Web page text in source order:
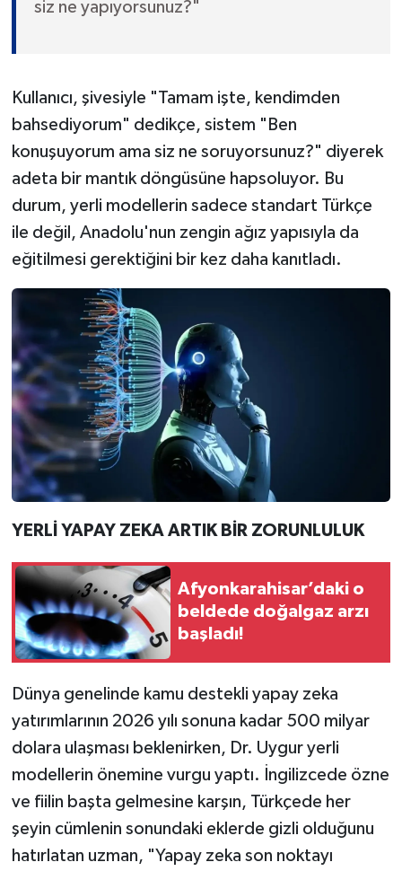
siz ne yapıyorsunuz?"
Kullanıcı, şivesiyle "Tamam işte, kendimden
bahsediyorum" dedikçe, sistem "Ben
konuşuyorum ama siz ne soruyorsunuz?" diyerek
adeta bir mantık döngüsüne hapsoluyor. Bu
durum, yerli modellerin sadece standart Türkçe
ile değil, Anadolu'nun zengin ağız yapısıyla da
eğitilmesi gerektiğini bir kez daha kanıtladı.
YERLİ YAPAY ZEKA ARTIK BİR ZORUNLULUK
Afyonkarahisar’daki o
beldede doğalgaz arzı
başladı!
Dünya genelinde kamu destekli yapay zeka
yatırımlarının 2026 yılı sonuna kadar 500 milyar
dolara ulaşması beklenirken, Dr. Uygur yerli
modellerin önemine vurgu yaptı. İngilizcede özne
ve fiilin başta gelmesine karşın, Türkçede her
şeyin cümlenin sonundaki eklerde gizli olduğunu
hatırlatan uzman, "Yapay zeka son noktayı